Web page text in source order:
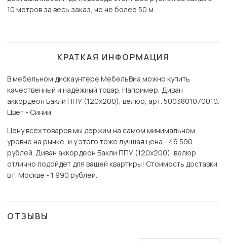
10 метров за весь заказ, но не более 50 м.
КРАТКАЯ ИНФОРМАЦИЯ
В мебельном дискаунтере МебельВиа можно купить
качественный и надёжный товар. Например, Диван
аккордеон Бакли ППУ (120х200), велюр, арт. 5003801070010.
Цвет - Синий.
Цену всех товаров мы держим на самом минимальном
уровне на рынке, и у этого тоже лучшая цена - 46 590
рублей. Диван аккордеон Бакли ППУ (120х200), велюр
отлично подойдет для вашей квартиры! Стоимость доставки
в г. Москве - 1 990 рублей.
ОТЗЫВЫ